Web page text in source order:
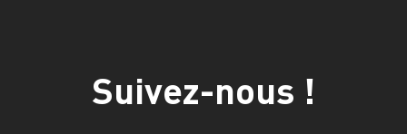
Suivez-nous !